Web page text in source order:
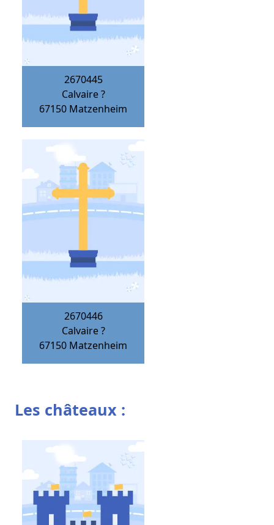
2670445
Calvaire ?
67150 Matzenheim
2670446
Calvaire ?
67150 Matzenheim
Les châteaux :